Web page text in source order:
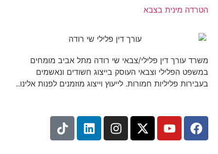
הטרדה מינית בצבא
משרד עורך דין פלילי/צבאי שי רודה מתל אביב מומחים
במשפט הפלילי וצבאי העוסק בייצוג חשודים ונאשמים
בעבירות פליליות חמורות. לייעוץ וייצוג מוזמנים לפנות אלינו..